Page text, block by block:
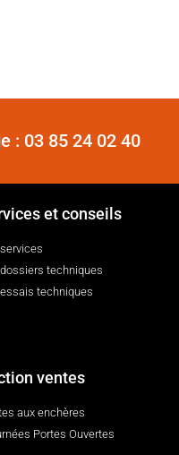
: 03 85 24 02 40
et conseils
techniques
techniques
ventes
aux enchères
Portes Ouvertes